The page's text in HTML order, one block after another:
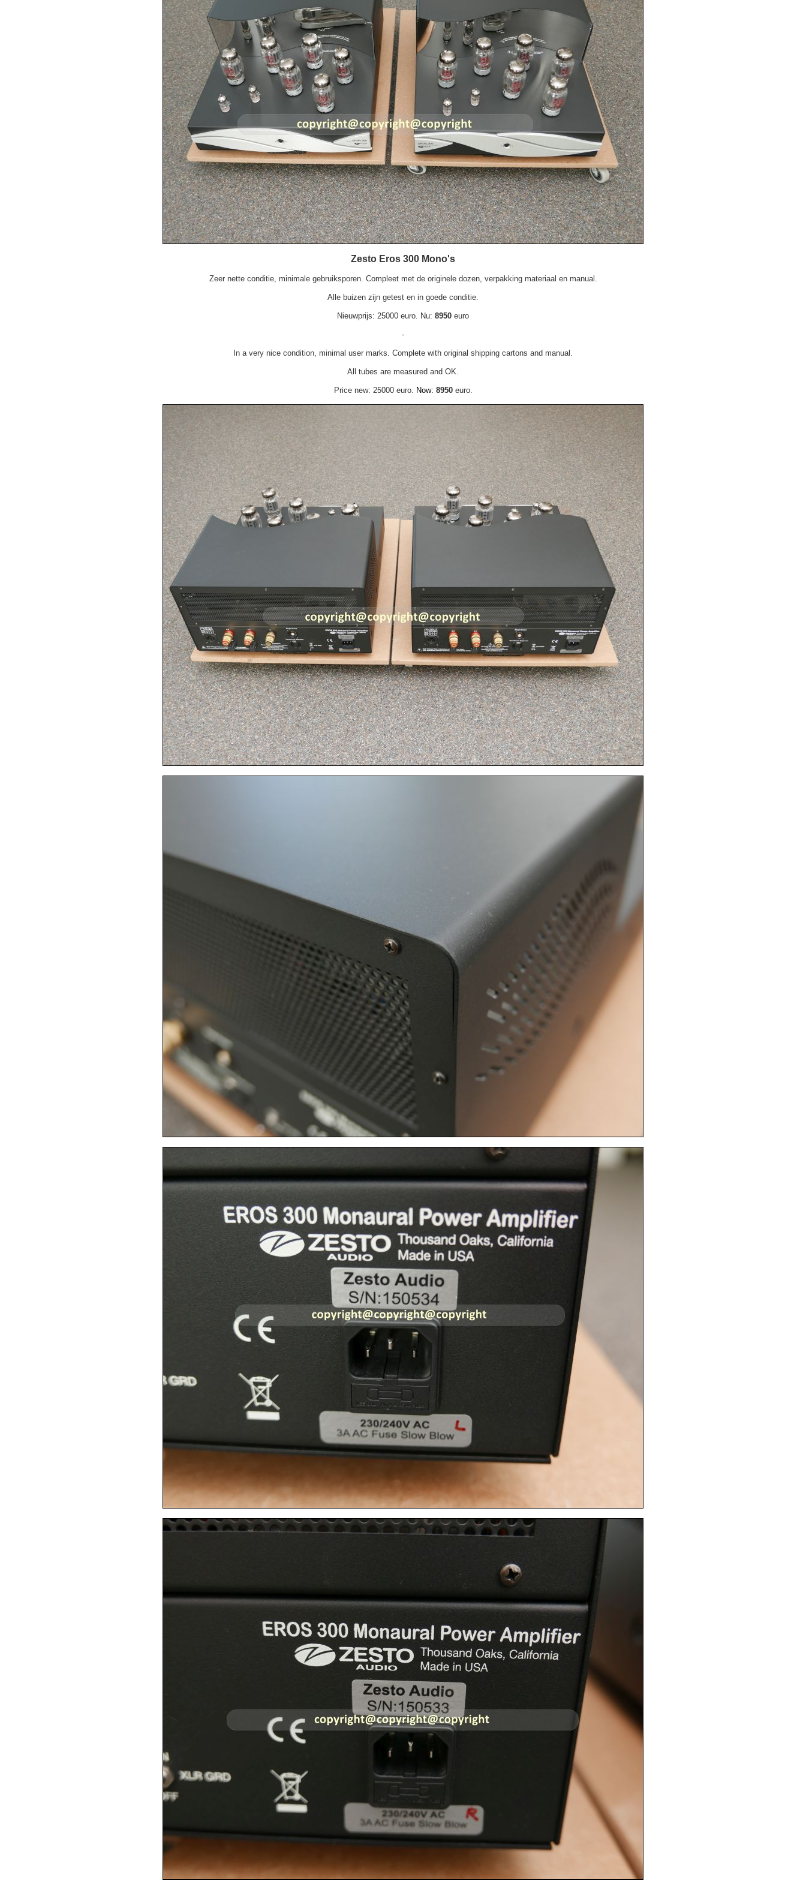
Zesto Eros 300 Mono's
Zeer nette conditie, minimale gebruiksporen. Compleet met de originele dozen, verpakking materiaal en manual.
Alle buizen zijn getest en in goede conditie.
Nieuwprijs: 25000 euro. Nu: 8950 euro
-
In a very nice condition, minimal user marks. Complete with original shipping cartons and manual.
All tubes are measured and OK.
Price new: 25000 euro. Now: 8950euro.